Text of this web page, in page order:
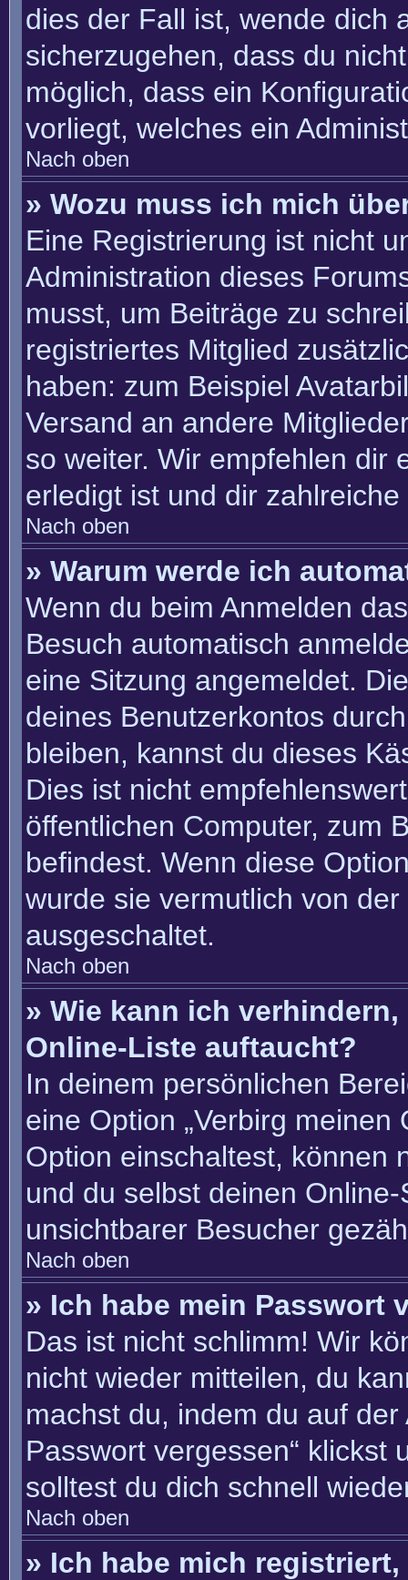
dies der Fall ist, wende dich
sicherzugehen, dass du
möglich, dass ein
vorliegt, welches ein
Nach oben
» Wozu muss ich mich
Eine Registrierung ist nicht
Administration dieses
musst, um Beiträge zu
registriertes Mitglied
haben: zum Beispiel
Versand an andere
so weiter. Wir empfehlen dir
erledigt ist und dir
Nach oben
» Warum werde ich
Wenn du beim Anmelden
Besuch automatisch
eine Sitzung angemeldet.
deines Benutzerkontos
bleiben, kannst du dieses
Dies ist nicht
öffentlichen Computer, zum
befindest. Wenn diese
wurde sie vermutlich von
ausgeschaltet.
Nach oben
» Wie kann ich
Online-Liste auftaucht?
In deinem persönlichen
eine Option „Verbirg meinen
Option einschaltest, können
und du selbst deinen
unsichtbarer Besucher
Nach oben
» Ich habe mein Passwort
Das ist nicht schlimm! Wir
nicht wieder mitteilen, du
machst du, indem du auf
Passwort vergessen“ klickst
solltest du dich schnell
Nach oben
» Ich habe mich